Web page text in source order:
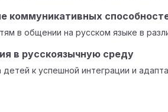
коммуникативных
в общении на русском языке в
в русскоязычную среду
детей к успешной интеграции и